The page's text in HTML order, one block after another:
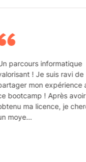
ravi de
avec
avoir
je cherchais